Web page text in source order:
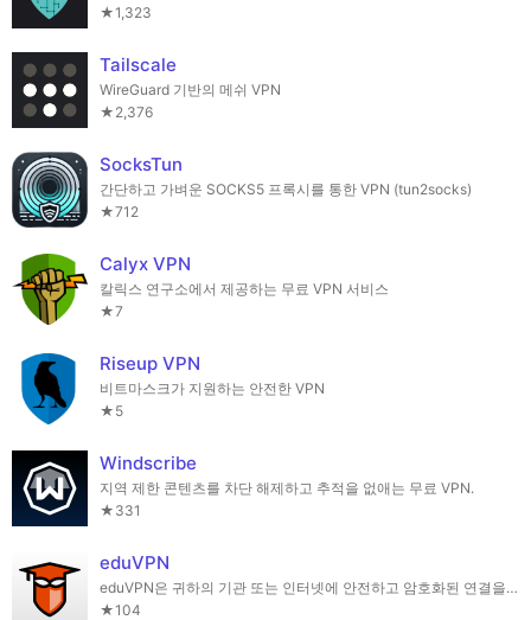
★1,323
Tailscale
WireGuard 기반의 메쉬 VPN
★2,376
SocksTun
간단하고 가벼운 SOCKS5 프록시를 통한 VPN (tun2socks)
★712
Calyx VPN
칼릭스 연구소에서 제공하는 무료 VPN 서비스
★7
Riseup VPN
비트마스크가 지원하는 안전한 VPN
★5
Windscribe
지역 제한 콘텐츠를 차단 해제하고 추적을 없애는 무료 VPN.
★331
eduVPN
eduVPN은 귀하의 기관 또는 인터넷에 안전하고 암호화된 연결을 제공합니다.
★104